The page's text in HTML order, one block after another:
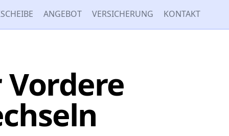
ANGEBOT VERSICHERUNG KONTAKT
Vordere